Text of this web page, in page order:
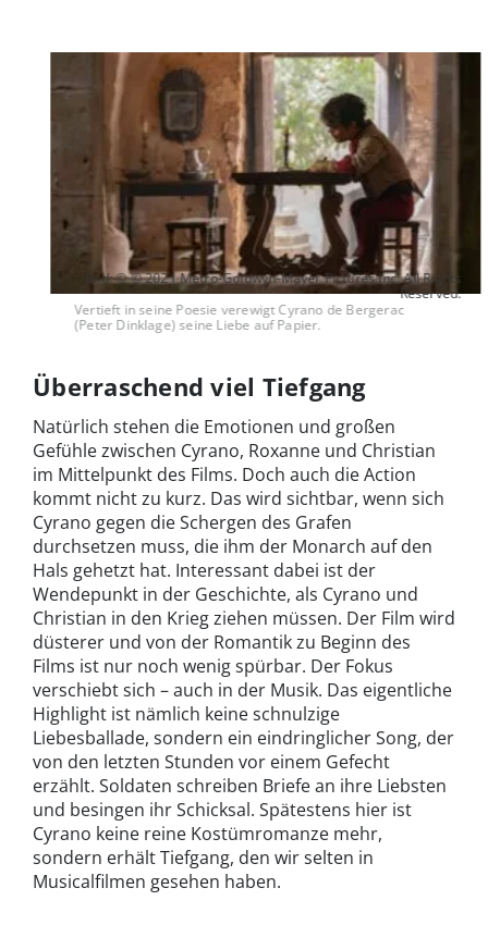
Vertieft in seine Poesie verewigt Cyrano de Bergerac
(Peter Dinklage) seine Liebe auf Papier.
Bild: © © 2021 Metro-Goldwyn-Mayer Pictures Inc. All Rights
Reserved.
Überraschend viel Tiefgang
Natürlich stehen die Emotionen und großen
Gefühle zwischen Cyrano, Roxanne und Christian
im Mittelpunkt des Films. Doch auch die Action
kommt nicht zu kurz. Das wird sichtbar, wenn sich
Cyrano gegen die Schergen des Grafen
durchsetzen muss, die ihm der Monarch auf den
Hals gehetzt hat. Interessant dabei ist der
Wendepunkt in der Geschichte, als Cyrano und
Christian in den Krieg ziehen müssen. Der Film wird
düsterer und von der Romantik zu Beginn des
Films ist nur noch wenig spürbar. Der Fokus
verschiebt sich – auch in der Musik. Das eigentliche
Highlight ist nämlich keine schnulzige
Liebesballade, sondern ein eindringlicher Song, der
von den letzten Stunden vor einem Gefecht
erzählt. Soldaten schreiben Briefe an ihre Liebsten
und besingen ihr Schicksal. Spätestens hier ist
Cyrano keine reine Kostümromanze mehr,
sondern erhält Tiefgang, den wir selten in
Musicalfilmen gesehen haben.